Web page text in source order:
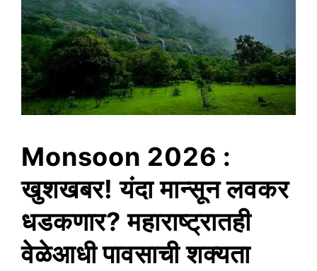
Monsoon 2026 :
खुशखबर! यंदा मान्सून लवकर
धडकणार? महाराष्ट्रातही
वेळेआधी पावसाची शक्यता